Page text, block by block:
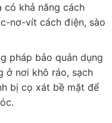
có khả năng cách
nơ-vít cách điện, sào
pháp bảo quản dụng
ở nơi khô ráo, sạch
bị cọ xát bề mặt để